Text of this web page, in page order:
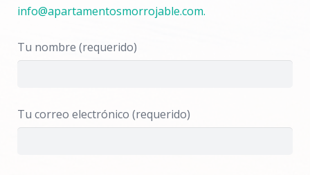
info@apartamentosmorrojable.com.
Tu nombre (requerido)
Tu correo electrónico (requerido)